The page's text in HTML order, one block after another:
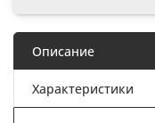
Описание
Характеристики